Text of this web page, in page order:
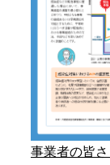
事業者の皆